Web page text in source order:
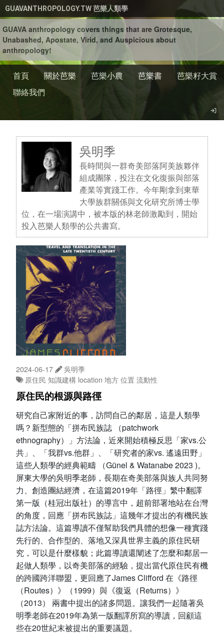
移至主內容
GUAVANTHROPOLOGY.TW 芭樂人類學
GUAVA anthropology covers things that are Grotesque,
Unabashed, Apostate, Virid, and Auspicious about
anthropology!
首頁 關於芭樂 芭樂小農 芭樂書
芭樂籽大賞
聯絡我們
吳明季
長時間與一群奇美部落阿美族夥伴
組成團隊，投注在文化復振與部落
產業等實踐工作。今年剛拿到東華
大學族群關係與文化研究所博士學
位，在一場演講中，被本版的林老師激勵到，開始
投入芭樂人類學的公共書寫。
2024-06-17
吳明季
原住民 知識建構 location 地方位置 流動性
原住民的根源與路徑
研究自己家附近的事，訪問自己的鄰居，這是人類學
嗎？新型態的「拼布民族誌 （patchwork
ethnography）」方法論，近來開始積極反思「家vs.公
共」、「我群vs.他群」、「研究者的家vs. 遙遠田野」
這些人類學的經典範疇 （Günel & Watanabe 2023 )。
屏東大學的吳明季老師，長期在奇美部落與族人共同努
力、創造團結經濟，在這篇2019年「路徑」繁中翻譯
第一版（桂冠出版社）的導言中，超前部署地站在台灣
的角度，回應「拼布民族誌」這幾年才提出的有機民族
誌方法論。這篇導讀不僅幫助我們具體的想像一種實踐
先行的、合作型的、落地又深具世界主義的原住民研
究，可以是什麼樣貌；此篇導讀還闡述了怎麼和鄰居一
起做人類學，以奇美部落的經驗，提出當代原住民有機
的跨國跨洋聯盟，更回應了James Clifford 在《路徑
（Routes）》（1999）與《復返（Returns）》
（2013） 兩書中提出的諸多問題。讓我們一起隨著吳
明季老師在2019年為第一版翻譯所寫的導讀，回顧這
些在20世紀末被提出的重要議題。